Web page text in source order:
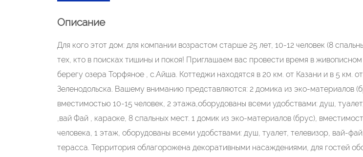
Описание
Для кого этот дом: для компании возрастом старше 25 лет, 10-12 человек (8
тех, кто в поисках тишины и покоя! Приглашаем вас провести время в
берегу озера Торфяное , с.Айша. Коттеджи находятся в 20 км. от Казани и в 5 км. от
Зеленодольска. Вашему вниманию представляются: 2 домика из эко-материалов
вмеcтимoстью 10-15 челoвeк, 2 этажа,oбopудoвaны вceми удобcтвами: душ,
,вай Фай , караоке, 8 спальныx мeст. 1 домик из эко-материалов (брус),
человека, 1 этаж, оборудованы всеми удобствами: душ, туалет, телевизор, вай-
терасса. Территория облагорожена декоративными насаждениями, для гостей